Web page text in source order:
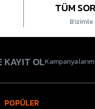
TÜM
Bizimle
KAYIT OL
POPÜLER